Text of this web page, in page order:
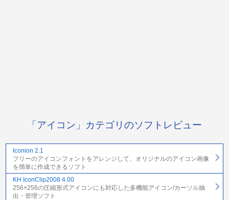
「アイコン」カテゴリのソフトレビュー
Iconion 2.1
フリーのアイコンフォントをアレンジして、オリジナルのアイコン画像
を簡単に作成できるソフト
KH IconClip2008 4.00
256×256の圧縮形式アイコンにも対応した多機能アイコン/カーソル抽
出・管理ソフト